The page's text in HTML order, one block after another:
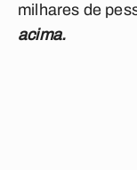
milhares de
acima.